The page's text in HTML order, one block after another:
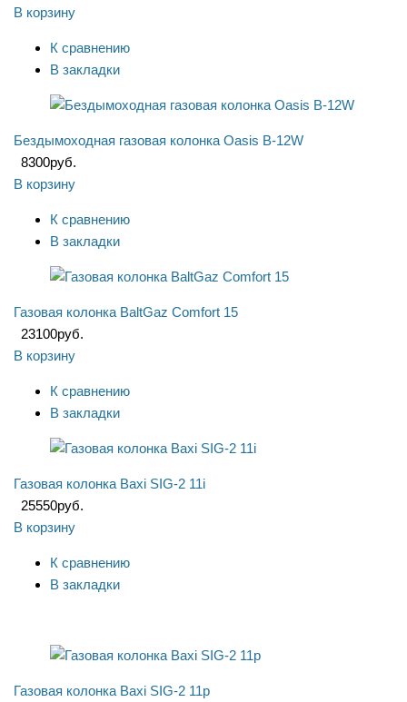
В корзину
К сравнению
В закладки
Бездымоходная газовая колонка Oasis B-12W
8300руб.
В корзину
К сравнению
В закладки
Газовая колонка BaltGaz Comfort 15
23100руб.
В корзину
К сравнению
В закладки
Газовая колонка Baxi SIG-2 11i
25550руб.
В корзину
К сравнению
В закладки
Газовая колонка Baxi SIG-2 11p